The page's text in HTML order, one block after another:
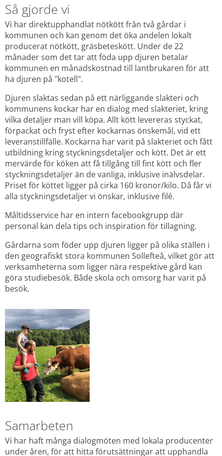
Så gjorde vi
Vi har direktupphandlat nötkött från två gårdar i
kommunen och kan genom det öka andelen lokalt
producerat nötkött, gräsbeteskött. Under de 22
månader som det tar att föda upp djuren betalar
kommunen en månadskostnad till lantbrukaren för att
ha djuren på "kotell".
Djuren slaktas sedan på ett närliggande slakteri och
kommunens kockar har en dialog med slakteriet, kring
vilka detaljer man vill köpa. Allt kött levereras styckat,
förpackat och fryst efter kockarnas önskemål, vid ett
leveranstillfälle. Kockarna har varit på slakteriet och fått
utbildning kring styckningsdetaljer och kött. Det är ett
mervärde för köken att få tillgång till fint kött och fler
styckningsdetaljer än de vanliga, inklusive inälvsdelar.
Priset för köttet ligger på cirka 160 kronor/kilo. Då får vi
alla styckningsdetaljer vi önskar, inklusive filé.
Måltidsservice har en intern facebookgrupp där
personal kan dela tips och inspiration för tillagning.
Gårdarna som föder upp djuren ligger på olika ställen i
den geografiskt stora kommunen Sollefteå, vilket gör att
verksamheterna som ligger nära respektive gård kan
göra studiebesök. Både skola och omsorg har varit på
besök.
Samarbeten
Vi har haft många dialogmöten med lokala producenter
under åren, för att hitta förutsättningar att upphandla